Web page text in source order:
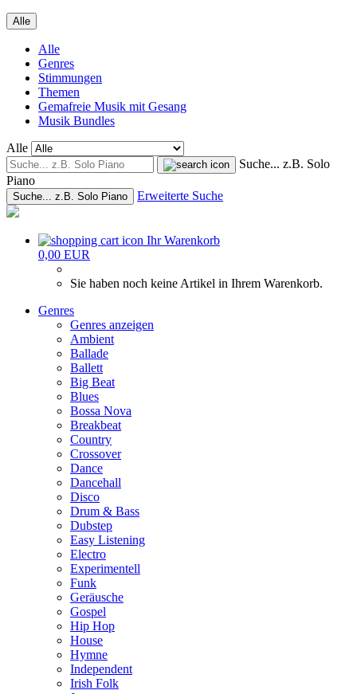
Alle
Alle
Genres
Stimmungen
Themen
Gemafreie Musik mit Gesang
Musik Bundles
Alle
Suche... z.B. Solo
Piano
Suche... z.B. Solo Piano Erweiterte Suche
Ihr Warenkorb
0,00 EUR
Sie haben noch keine Artikel in Ihrem Warenkorb.
Genres
Genres anzeigen
Ambient
Ballade
Ballett
Big Beat
Blues
Bossa Nova
Breakbeat
Country
Crossover
Dance
Dancehall
Disco
Drum & Bass
Dubstep
Easy Listening
Electro
Experimentell
Funk
Geräusche
Gospel
Hip Hop
House
Hymne
Independent
Irish Folk